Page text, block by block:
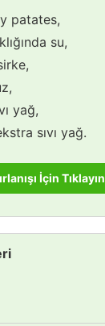
patates,
su,
yağ,
sıvı yağ.
İçin Tıklayın